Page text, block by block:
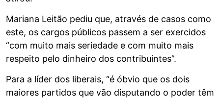
Mariana Leitão pediu que, através de casos como
este, os cargos públicos passem a ser exercidos
“com muito mais seriedade e com muito mais
respeito pelo dinheiro dos contribuintes”.
Para a líder dos liberais, “é óbvio que os dois
maiores partidos que vão disputando o poder têm